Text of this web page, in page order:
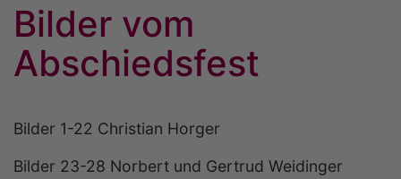
Bilder vom
Abschiedsfest
Bilder 1-22 Christian Horger
Bilder 23-28 Norbert und Gertrud Weidinger